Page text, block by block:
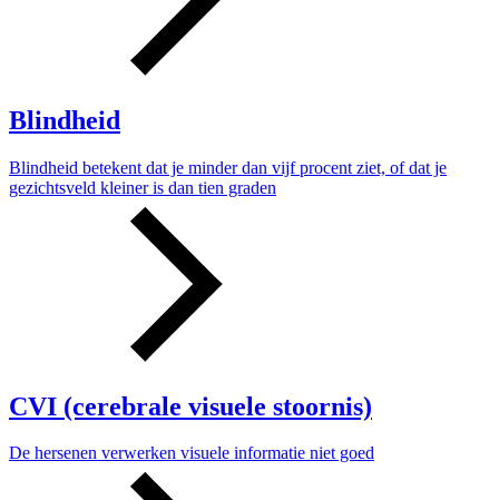
Blindheid
Blindheid betekent dat je minder dan vijf procent ziet, of dat je
gezichtsveld kleiner is dan tien graden
CVI (cerebrale visuele stoornis)
De hersenen verwerken visuele informatie niet goed